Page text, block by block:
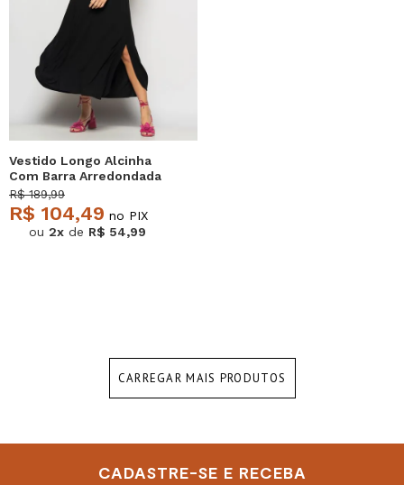
Vestido Longo Alcinha
Com Barra Arredondada
E Bolsos Preto Salvatore
R$ 189,99
R$ 104,49 no PIX
ou 2x de R$ 54,99
CARREGAR MAIS PRODUTOS
CADASTRE-SE E RECEBA